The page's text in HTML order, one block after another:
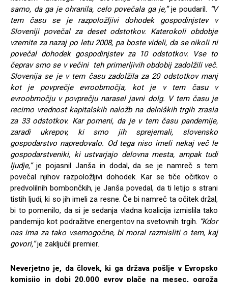
samo, da ga je ohranila, celo povečala ga je,”je poudaril. “V
tem času se je razpoložljivi dohodek gospodinjstev v
Sloveniji povečal za deset odstotkov. Katerokoli obdobje
vzemite za nazaj po letu 2008, pa boste videli, da se nikoli ni
povečal dohodek gospodinjstev za 10 odstotkov. Vse to
čeprav smo se v večini teh primerljivih obdobij zadolžili več.
Slovenija se je v tem času zadolžila za 20 odstotkov manj
kot je povprečje evroobmočja, kot je v tem času v
evroobmočju v povprečju narasel javni dolg. V tem času je
recimo vrednost kapitalskih naložb na delniških trgih zrasla
za 33 odstotkov. Kar pomeni, da je v tem času pandemije,
zaradi ukrepov, ki smo jih sprejemali, slovensko
gospodarstvo napredovalo. Od tega niso imeli nekaj več le
gospodarstveniki, ki ustvarjajo delovna mesta, ampak tudi
ljudje,”je pojasnil Janša in dodal, da se je namreč s tem
povečal njihov razpoložljivi dohodek. Kar se tiče očitkov o
predvolilnih bombončkih, je Janša povedal, da ti letijo s strani
tistih ljudi, ki so jih imeli za resne. Če bi namreč ta očitek držal,
bi to pomenilo, da si je sedanja vladna koalicija izmislila tako
pandemijo kot podražitve energentov na svetovnih trgih. “Kdor
nas ima za tako vsemogočne, bi moral razmisliti o tem, kaj
govori,”je zaključil premier.
Neverjetno je, da človek, ki ga država pošlje v Evropsko
komisijo in dobi 20.000 evrov plače na mesec, ogroža